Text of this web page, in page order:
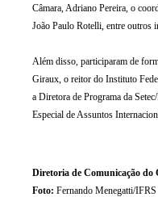
Câmara, Adriano Pereira, o
João Paulo Rotelli, entre outros
Além disso, participaram de
Giraux, o reitor do Instituto
a Diretora de Programa da
Especial de Assuntos
Diretoria de Comunicação do
Foto: Fernando Menegatti/IFRS